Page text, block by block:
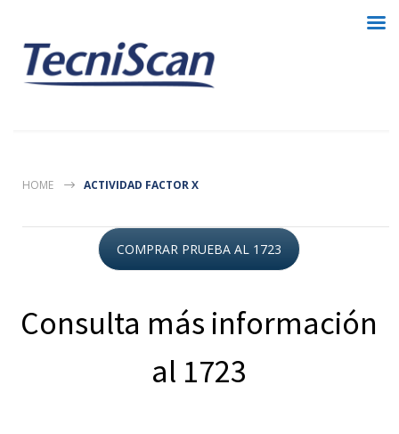
HOME ACTIVIDAD FACTOR X
COMPRAR PRUEBA AL 1723
Consulta más información
al 1723